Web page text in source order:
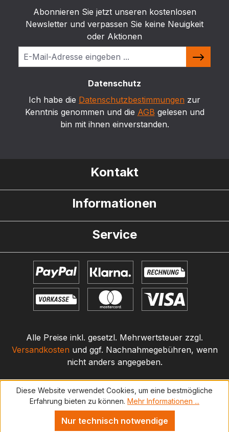
Abonnieren Sie jetzt unseren kostenlosen
Newsletter und verpassen Sie keine Neuigkeit
oder Aktionen
Datenschutz
Ich habe die Datenschutzbestimmungen zur
Kenntnis genommen und die AGB gelesen und
bin mit ihnen einverstanden.
Kontakt
Informationen
Service
Alle Preise inkl. gesetzl. Mehrwertsteuer zzgl.
Versandkosten und ggf. Nachnahmegebühren, wenn
nicht anders angegeben.
Diese Website verwendet Cookies, um eine bestmögliche
Erfahrung bieten zu können. Mehr Informationen ...
Nur technisch notwendige